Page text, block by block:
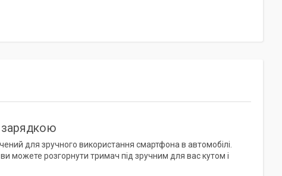
для зручного використання смартфона в автомобілі.
можете розгорнути тримач під зручним для вас кутом і